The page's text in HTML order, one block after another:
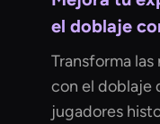
el doblaje
Transforma
con el doblaje
jugadores